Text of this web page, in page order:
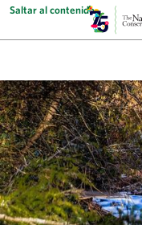
Saltar al contenido